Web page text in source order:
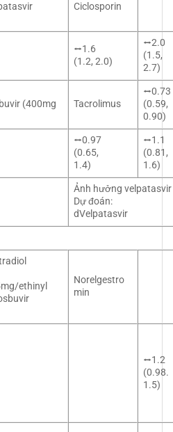
Ciclosporin
⭤1.6
(1.2, 2.0)
⭤2.0
(1.5,
2.7)
(400mg
Tacrolimus
⭤0.73
(0.59,
0.90)
⭤0.97
(0.65,
1.4)
⭤1.1
(0.81,
1.6)
Ảnh hưởng
Dự đoán:
dVelpatasvir
ethinyl
Norelgestro
min
⭤1.2
(0.98.
1.5)